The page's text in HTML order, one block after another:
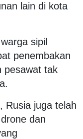
lain di kota
sipil
penembakan
pesawat tak
Rusia juga telah
dan